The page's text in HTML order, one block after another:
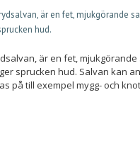
är en fet, mjukgörande
hud.
är en fet,
sprucken hud. Salvan kan
på till exempel mygg- och